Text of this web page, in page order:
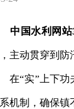
国水利网站
主动贯穿到防
“实”上下功夫
机制，确保镇